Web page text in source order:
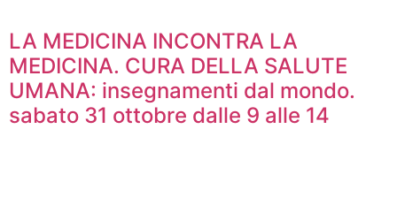
LA MEDICINA INCONTRA LA
MEDICINA. CURA DELLA SALUTE
UMANA: insegnamenti dal mondo.
sabato 31 ottobre dalle 9 alle 14